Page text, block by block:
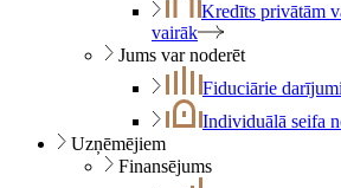
Kredīts privātām
vairāk
Jums var noderēt
Fiduciārie darījumi
Individuālā seifa
Uzņēmējiem
Finansējums